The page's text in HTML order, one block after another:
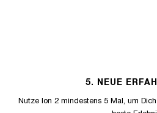
5. NEUE
Nutze Ion 2 mindestens 5 Mal, um